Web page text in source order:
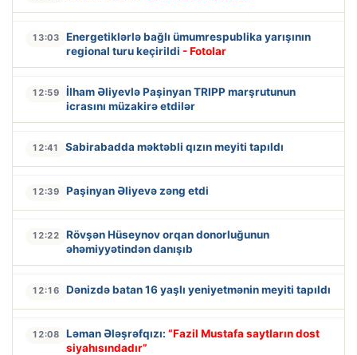
13:03
Energetiklərlə bağlı ümumrespublika yarışının
regional turu keçirildi - Fotolar
12:59
İlham Əliyevlə Paşinyan TRIPP marşrutunun
icrasını müzakirə etdilər
12:41 Sabirabadda məktəbli qızın meyiti tapıldı
12:39 Paşinyan Əliyevə zəng etdi
12:22
Rövşən Hüseynov orqan donorluğunun
əhəmiyyətindən danışıb
12:16 Dənizdə batan 16 yaşlı yeniyetmənin meyiti tapıldı
12:08 Ləman Ələşrəfqızı: “Fazil Mustafa saytların dost
siyahısındadır”